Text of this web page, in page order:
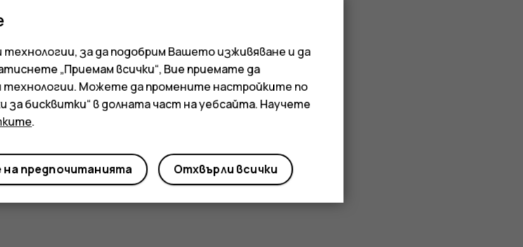
за да подобрим Вашето изживяване и да
„Приемам всички“, Вие приемате да
технологии. Можете да промените настройките по
за бисквитки“ в долната част на уебсайта. Научете
.
Отхвърли всички
на предпочитанията